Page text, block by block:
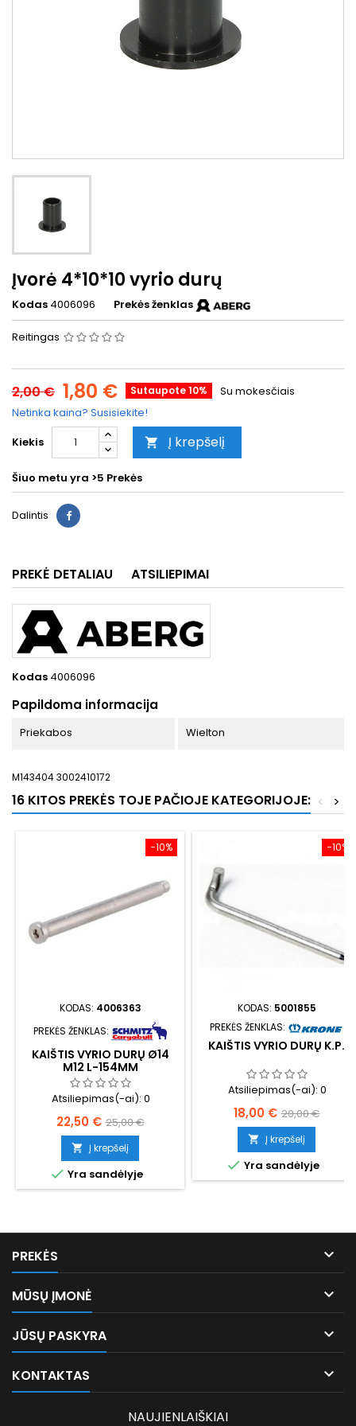
Įvorė 4*10*10 vyrio durų
Kodas 4006096 Prekės ženklas
Reitingas
2,00 € 1,80 € Sutaupote 10%
Su mokesčiais
Netinka kaina? Susisiekite!
Kiekis
 Į krepšelį
Šiuo metu yra >5 Prekės
Dalintis
PREKĖ DETALIAU ATSILIEPIMAI
Kodas 4006096
Papildoma informacija
Priekabos Wielton
M143404 3002410172
16 KITOS PREKĖS TOJE PAČIOJE KATEGORIJOJE: >
<
−10%
KODAS: 4006363
PREKĖS ŽENKLAS:
KAIŠTIS VYRIO DURŲ Ø14
M12 L-154MM
Atsiliepimas(-ai): 0
Kaina
22,50 € Bazinė
kaina
25,00 €
 Į krepšelį
 Yra sandėlyje
−10%
KODAS: 5001855
PREKĖS ŽENKLAS:
KAIŠTIS VYRIO DURŲ K.P.
Atsiliepimas(-ai): 0
Kaina
18,00 € Bazinė
kaina
20,00 €
 Į krepšelį
 Yra sandėlyje
PREKĖS 
MŪSŲ ĮMONĖ 
JŪSŲ PASKYRA 
KONTAKTAS 
NAUJIENLAIŠKIAI